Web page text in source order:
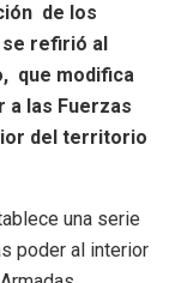
de los
refirió al
que modifica
a las Fuerzas
del territorio
una serie
poder al interior